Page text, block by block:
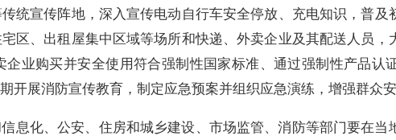
统宣传阵地，深入宣传电动自行车安全停放、充电知识，普及
区、出租屋集中区域等场所和快递、外卖企业及其配送人员，
业购买并安全使用符合强制性国家标准、通过强制性产品认
开展消防宣传教育，制定应急预案并组织应急演练，增强群众
息化、公安、住房和城乡建设、市场监管、消防等部门要在当